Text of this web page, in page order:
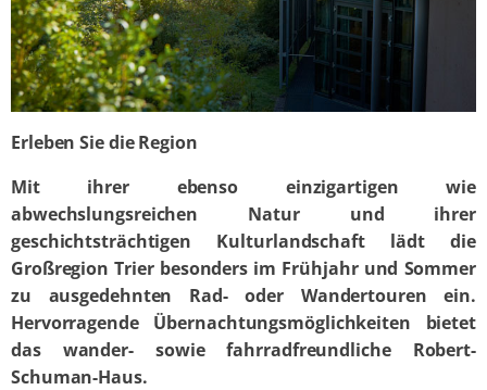
Erleben Sie die Region
Mit ihrer ebenso einzigartigen wie
abwechslungsreichen Natur und ihrer
geschichtsträchtigen Kulturlandschaft lädt die
Großregion Trier besonders im Frühjahr und Sommer
zu ausgedehnten Rad- oder Wandertouren ein.
Hervorragende Übernachtungsmöglichkeiten bietet
das wander- sowie fahrradfreundliche Robert-
Schuman-Haus.